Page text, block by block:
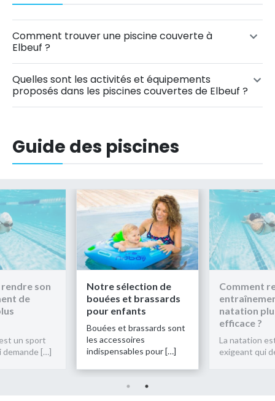
Comment trouver une piscine couverte à
Elbeuf ?
Quelles sont les activités et équipements
proposés dans les piscines couvertes de Elbeuf ?
Guide des piscines
son
de
un sport
demande […]
Notre sélection de
bouées et brassards
pour enfants
Bouées et brassards sont
les accessoires
indispensables pour […]
Comment
natation
efficace ?
La natation
exigeant qui